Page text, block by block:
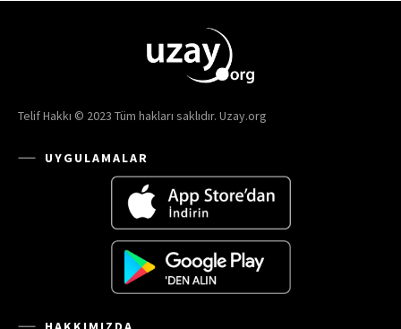
Telif Hakkı © 2023 Tüm hakları saklıdır. Uzay.org
UYGULAMALAR